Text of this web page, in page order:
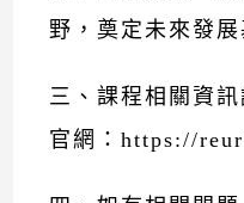
野，奠定未來發展
三、課程相關資
官網：https://